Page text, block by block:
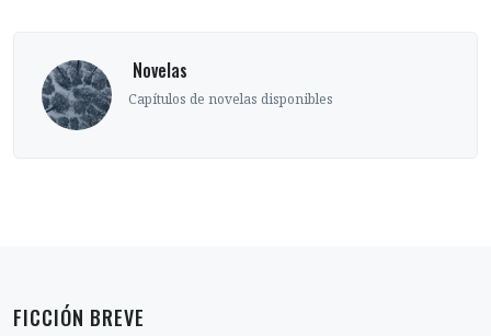
de novelas disponibles
FICCIÓN BREVE